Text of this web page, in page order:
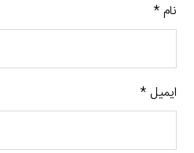
نام*
ایمیل*